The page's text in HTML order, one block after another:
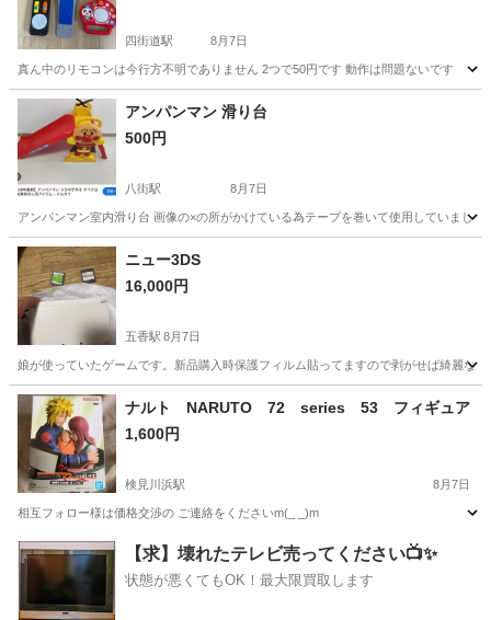
四街道駅 8月7日
真ん中のリモコンは今行方不明でありません 2つで50円です 動作は問題ないです
千葉 四街道市 四街道駅 おもちゃ
アンパンマン 滑り台
500円
八街駅 8月7日
アンパンマン室内滑り台 画像の×の所がかけている為テープを巻いて使用していまし
千葉 八街市
ニュー3DS
16,000円
五香駅 8月7日
娘が使っていたゲームです。新品購入時保護フィルム貼ってますので剥がせば綺麗な
千葉 松戸市 五香駅
ナルト NARUTO 72 series 53 フィギュア
1,600円
検見川浜駅 8月7日
相互フォロー様は価格交渉の ご連絡をくださいm(_ _)m
千葉 千葉市 検見川浜駅 フィギュア
【求】壊れたテレビ売ってください📺✨
状態が悪くてもOK！最大限買取します